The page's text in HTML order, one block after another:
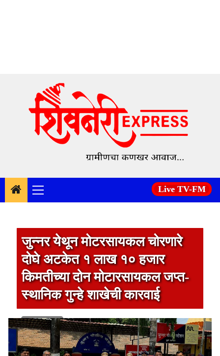
content
Primary
Menu
Live TV-FM
जुन्नर येथून मोटरसायकल चोरणारे
दोघे अटकेत १ लाख १० हजार
किमतीच्या दोन मोटारसायकल जप्त-
स्थानिक गुन्हे शाखेची कारवाई
1 min read